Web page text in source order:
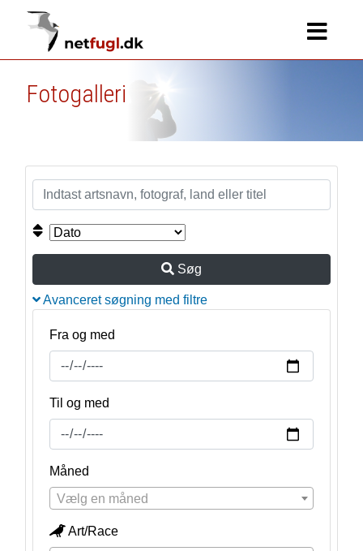
Fotogalleri
Søg
Avanceret søgning med filtre
Fra og med
Til og med
Måned
Vælg en måned
Art/Race